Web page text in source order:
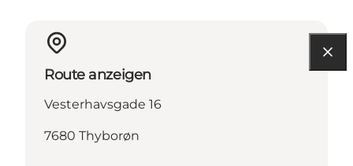
Route anzeigen
Vesterhavsgade 16
7680 Thyborøn